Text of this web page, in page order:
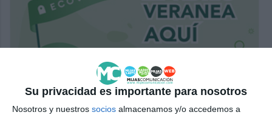
Su privacidad es importante para nosotros
Nosotros y nuestros socios almacenamos y/o accedemos a